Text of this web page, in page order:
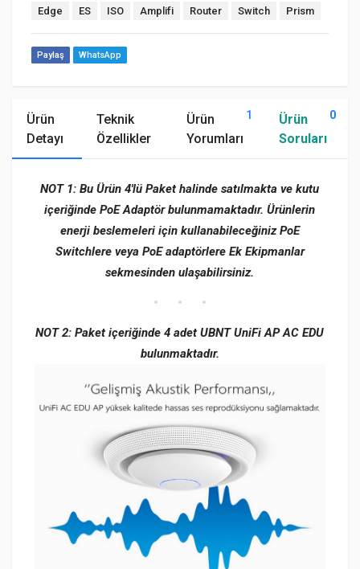
Edge
ES ISO Amplifi Router Switch Prism
Paylaş WhatsApp
Ürün
Detayı
Teknik
Özellikler
Ürün
Yorumları
1
Ürün
Soruları
0
NOT 1: Bu Ürün 4'lü Paket halinde satılmakta ve kutu
içeriğinde PoE Adaptör bulunmamaktadır. Ürünlerin
enerji beslemeleri için kullanabileceğiniz PoE
Switchlere veya PoE adaptörlere Ek Ekipmanlar
sekmesinden ulaşabilirsiniz.
NOT 2: Paket içeriğinde 4 adet UBNT UniFi AP AC EDU
bulunmaktadır.